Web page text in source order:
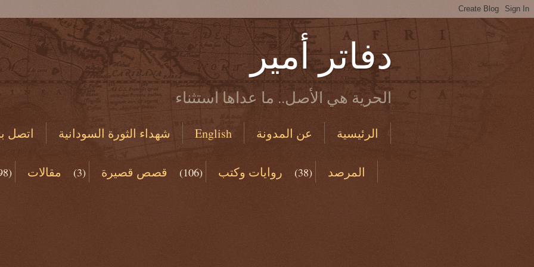
دفاتر أمير
الحرية هي الأصل.. ما عداها استثناء
الرئيسية عن المدونة English شهداء الثورة السودانية
اتصل
المرصد
(38) روايات وكتب (106) قصص قصيرة (3) مقالات